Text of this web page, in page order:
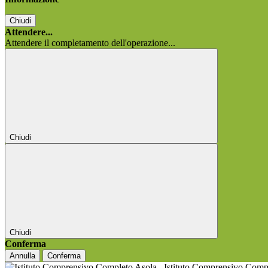
Chiudi
Attendere...
Attendere il completamento dell'operazione...
Chiudi
Chiudi
Conferma
Annulla Conferma